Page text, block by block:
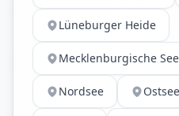
Lüneburger Heide
Mecklenburgische
Nordsee Ostsee